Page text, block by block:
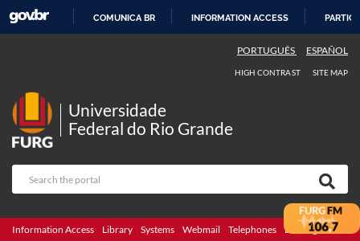
COMUNICA BR INFORMATION ACCESS
PORTUGUÊS ESPAÑOL
HIGH CONTRAST SITE MAP
Universidade
Federal do Rio Grande
Information Access Library Systems Webmail Telephones Bidding